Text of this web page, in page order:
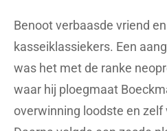
Benoot verbaasde vriend
kasseiklassiekers. Een
was het met de ranke
waar hij ploegmaat
overwinning loodste en zelf